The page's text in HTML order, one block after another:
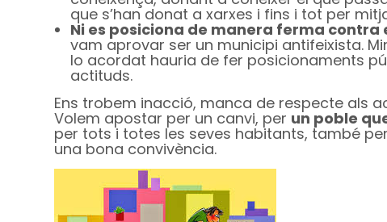
que s’han donat a xarxes i fins i tot per
Ni es posiciona de manera ferma contra
vam aprovar ser un municipi antifeixista.
lo acordat hauria de fer posicionaments
actituds.
Ens trobem inacció, manca de respecte als
Volem apostar per un canvi, per un poble
per tots i totes les seves habitants, també
una bona convivència.